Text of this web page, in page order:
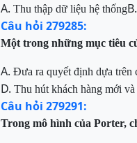
A. Thu thập dữ liệu hệ thốngB.
Câu hỏi 279285:
Một trong những mục tiêu
A. Đưa ra quyết định dựa trên
D. Thu hút khách hàng mới
Câu hỏi 279291:
Trong mô hình của Porter,